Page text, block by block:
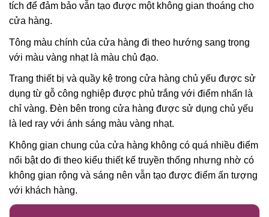
tích để đảm bảo vẫn tạo được một không gian thoáng cho
cửa hàng.
Tông màu chính của cửa hàng đi theo hướng sang trọng
với màu vàng nhạt là màu chủ đạo.
Trang thiết bị và quầy kệ trong cửa hàng chủ yếu được sử
dụng từ gỗ công nghiệp được phủ trắng với điểm nhấn là
chỉ vàng. Đèn bên trong cửa hàng được sử dụng chủ yếu
là led ray với ánh sáng màu vàng nhạt.
Không gian chung của cửa hàng không có quá nhiều điểm
nổi bật do đi theo kiểu thiết kế truyền thống nhưng nhờ có
không gian rộng và sáng nên vẫn tạo được điểm ấn tượng
với khách hàng.